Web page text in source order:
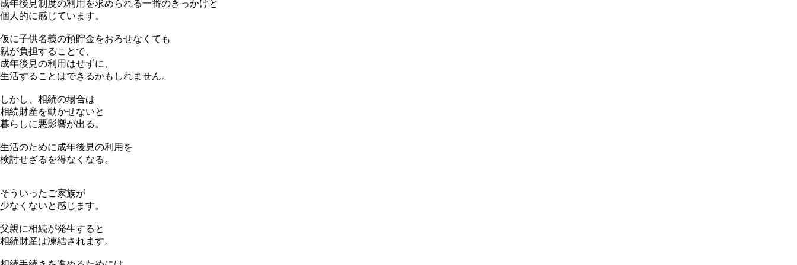
成年後見制度の利用を求められる一番のきっかけと
個人的に感じています。
仮に子供名義の預貯金をおろせなくても
親が負担することで、
成年後見の利用はせずに、
生活することはできるかもしれません。
しかし、相続の場合は
相続財産を動かせないと
暮らしに悪影響が出る。
生活のために成年後見の利用を
検討せざるを得なくなる。
そういったご家族が
少なくないと感じます。
父親に相続が発生すると
相続財産は凍結されます。